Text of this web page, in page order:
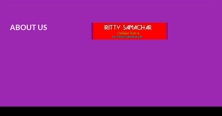
ABOUT US